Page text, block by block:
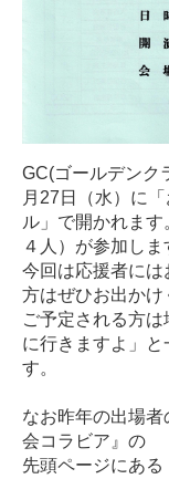
GC(ゴールデンク
月27日（水）に
ル」で開かれま
４人）が参加しま
今回は応援者には
方はぜひお出かけ
ご予定される方
に行きますよ」
す。
なお昨年の出場
会コラビア』の
先頭ページにある